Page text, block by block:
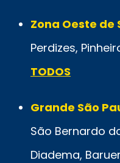
Zona Oeste de
Perdizes,
TODOS
Grande São
São Bernardo
Diadema,